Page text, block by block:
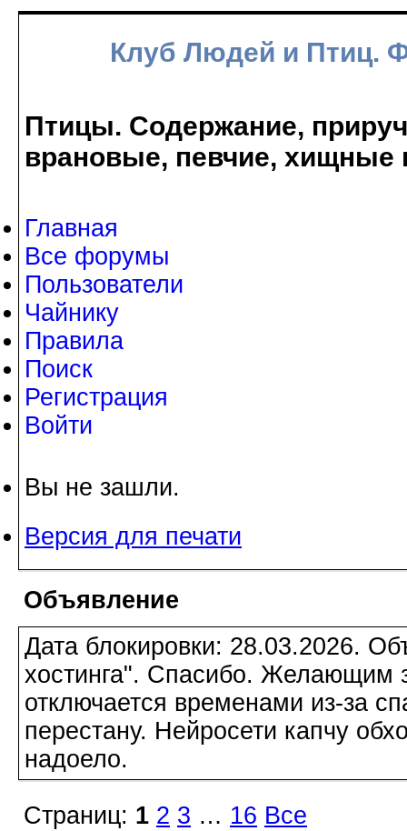
Клуб Людей и Птиц.
Птицы. Содержание,
врановые, певчие, хищные
Главная
Все форумы
Пользователи
Чайнику
Правила
Поиск
Регистрация
Войти
Вы не зашли.
Версия для печати
Объявление
Дата блокировки: 28.03.2026.
хостинга". Спасибо. Желающим
отключается временами из-за
перестану. Нейросети капчу
надоело.
Страниц: 1 2 3 … 16 Все